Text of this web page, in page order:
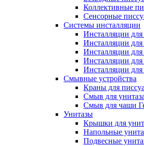
Коллективные
Сенсорные
Системы инсталляции
Инсталляции для
Инсталляции для
Инсталляции
Инсталляции для
Инсталляции для
Смывные устройства
Краны для
Смыв для унитаза
Смыв для чаши
Унитазы
Крышки для
Напольные
Подвесные